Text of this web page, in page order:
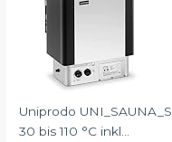
Uniprodo
30 bis 110 °C inkl...